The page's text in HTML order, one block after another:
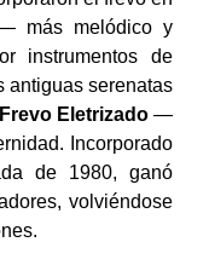
más melódico y
instrumentos de
antiguas serenatas
Frevo Eletrizado—
Incorporado
de 1980, ganó
volviéndose